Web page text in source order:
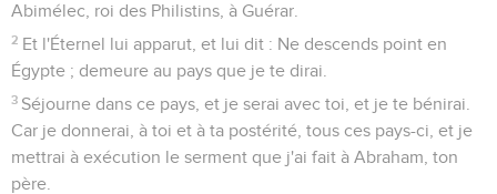
Abimélec, roi des Philistins, à Guérar.
2 Et l'Éternel lui apparut, et lui dit : Ne descends point en
Égypte ; demeure au pays que je te dirai.
3 Séjourne dans ce pays, et je serai avec toi, et je te bénirai.
Car je donnerai, à toi et à ta postérité, tous ces pays-ci, et je
mettrai à exécution le serment que j'ai fait à Abraham, ton
père.